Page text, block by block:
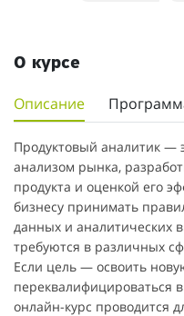
О курсе
Описание
Продуктовый аналитик —
анализом рынка,
продукта и оценкой его
бизнесу принимать
данных и аналитических
требуются в различных
Если цель — освоить
переквалифицироваться
онлайн-курс проводится